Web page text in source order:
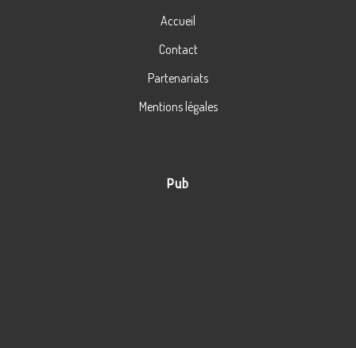
Accueil
Contact
Partenariats
Mentions légales
Pub